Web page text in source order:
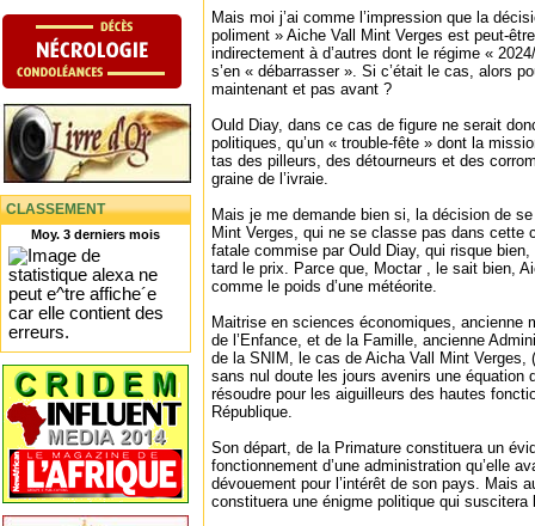
CLASSEMENT
Moy. 3 derniers mois
Mais moi j’ai comme l’impression que la
poliment » Aiche Vall Mint Verges est peut-
indirectement à d’autres dont le régime «
s’en « débarrasser ». Si c’était le cas, alors
maintenant et pas avant ?
Ould Diay, dans ce cas de figure ne serait
politiques, qu’un « trouble-fête » dont la
tas des pilleurs, des détourneurs et des
graine de l’ivraie.
Mais je me demande bien si, la décision de
Mint Verges, qui ne se classe pas dans cette
fatale commise par Ould Diay, qui risque bien,
tard le prix. Parce que, Moctar , le sait bien,
comme le poids d’une météorite.
Maitrise en sciences économiques, ancienne
de l’Enfance, et de la Famille, ancienne
de la SNIM, le cas de Aicha Vall Mint Verges,
sans nul doute les jours avenirs une équation
résoudre pour les aiguilleurs des hautes
République.
Son départ, de la Primature constituera un
fonctionnement d’une administration qu’elle
dévouement pour l’intérêt de son pays. Mais
constituera une énigme politique qui suscitera